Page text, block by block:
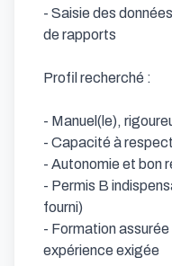
- Saisie des
de rapports
Profil recherché :
- Manuel(le),
- Capacité à
- Autonomie et bon
- Permis B
fourni)
- Formation
expérience exigée